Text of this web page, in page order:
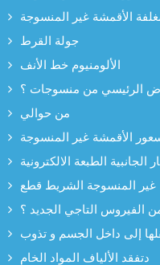
مغلفة الأقمشة غير المنسوجة
جولة القرط
الألومنيوم خط الأنف
الرئيسي من منسوجات ؟
من حوالي
الأقمشة غير المنسوجة
الجانبية الطبعة الالكترونية
غير المنسوجة الشريط قطع
من الفيروس التاجي الجديد ؟
إلى داخل الجسم و تذوب
دتفقد الألياف المواد الخام